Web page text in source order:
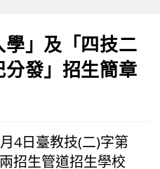
學」及「四技二
發」招生簡章
4日臺教技(二)字第
招生管道招生學校